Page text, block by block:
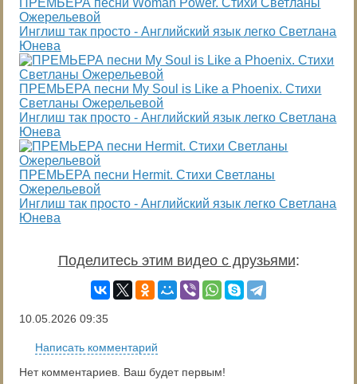
ПРЕМЬЕРА песни Woman Power. Стихи Светланы
Ожерельевой
Инглиш так просто - Английский язык легко Светлана
Юнева
ПРЕМЬЕРА песни My Soul is Like a Phoenix. Стихи
Светланы Ожерельевой
Инглиш так просто - Английский язык легко Светлана
Юнева
ПРЕМЬЕРА песни Hermit. Стихи Светланы
Ожерельевой
Инглиш так просто - Английский язык легко Светлана
Юнева
Поделитесь этим видео с друзьями:
10.05.2026 09:35
Написать комментарий
Нет комментариев. Ваш будет первым!